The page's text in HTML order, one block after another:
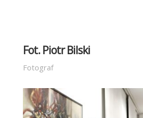
Fot. Piotr Bilski
Fotograf